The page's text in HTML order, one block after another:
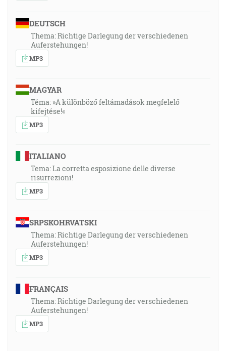
DEUTSCH
Thema: Richtige Darlegung der verschiedenen
Auferstehungen!
MP3
MAGYAR
Téma: »A különböző feltámadások megfelelő
kifejtése!«
MP3
ITALIANO
Tema: La corretta esposizione delle diverse
risurrezioni!
MP3
SRPSKOHRVATSKI
Thema: Richtige Darlegung der verschiedenen
Auferstehungen!
MP3
FRANÇAIS
Thema: Richtige Darlegung der verschiedenen
Auferstehungen!
MP3